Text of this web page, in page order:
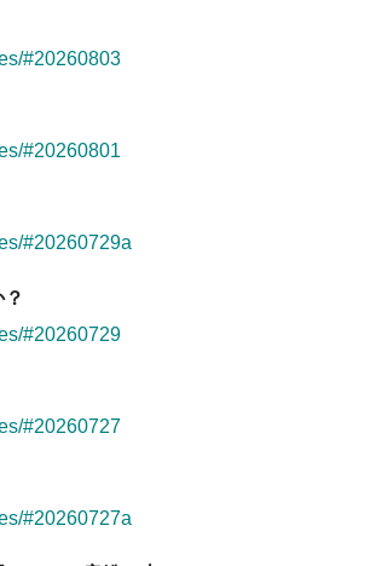
#20260803
#20260801
#20260729a
#20260729
#20260727
#20260727a